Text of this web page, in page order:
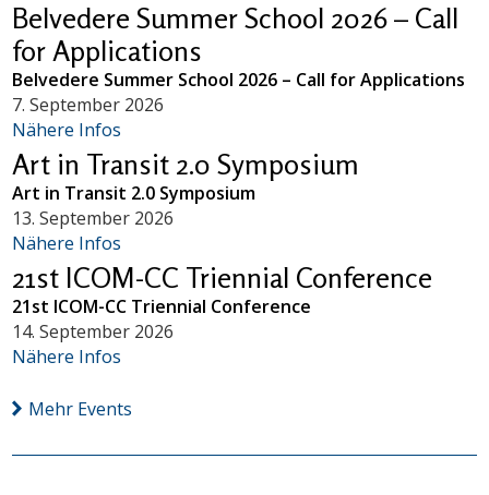
Belvedere Summer School 2026 – Call
for Applications
Belvedere Summer School 2026 – Call for Applications
7. September 2026
Nähere Infos
Art in Transit 2.0 Symposium
Art in Transit 2.0 Symposium
13. September 2026
Nähere Infos
21st ICOM-CC Triennial Conference
21st ICOM-CC Triennial Conference
14. September 2026
Nähere Infos
Mehr Events